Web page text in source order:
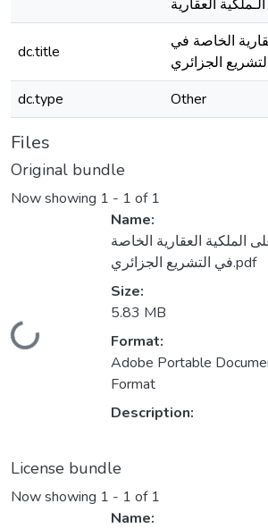
dc.title
الخاصة في
الجزائري
dc.type
Other
Files
Original bundle
Now showing 1 - 1 of 1
Loading...
Name:
الملكية العقارية الخاصة
في التشريع الجزائري.pdf
Size:
5.83 MB
Format:
Adobe Portable
Format
Description:
License bundle
Now showing 1 - 1 of 1
Name: